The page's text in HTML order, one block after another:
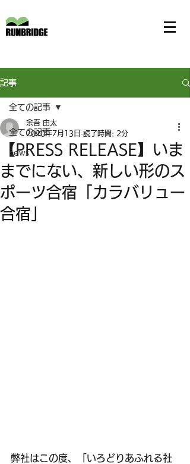
記事
全ての記事
news
全ての記事
【PRESS RELEASE】いま
までにない、新しい形のス
ポーツ合宿「カラバリュー
合宿」
余吾 由太
2020年7月13日 読了時間: 2分
弊社はこの度、「いろどりあふれる社